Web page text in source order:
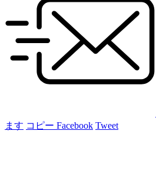
ます コピー Facebook Tweet